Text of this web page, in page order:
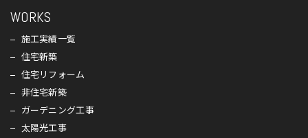
WORKS
施工実績一覧
住宅新築
住宅リフォーム
非住宅新築
ガーデニング工事
太陽光工事